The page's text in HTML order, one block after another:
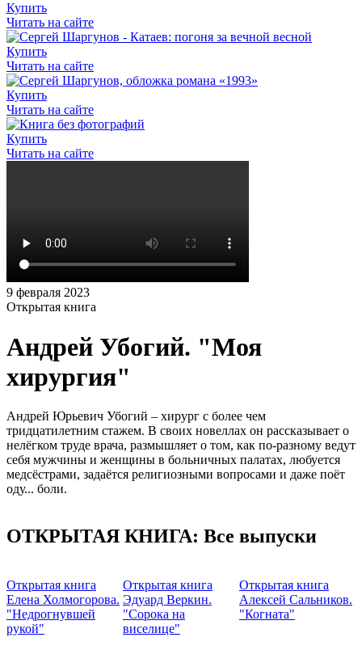
Купить
Читать на сайте
Купить
Читать на сайте
Купить
Читать на сайте
Купить
Читать на сайте
9 февраля 2023
Открытая книга
Андрей Убогий. "Моя
хирургия"
Андрей Юрьевич Убогий – хирург с более чем
тридцатилетним стажем. В своих новеллах он рассказывает о
нелёгком труде врача, размышляет о том, как по-разному ведут
себя мужчины и женщины в больничных палатах, любуется
медсёстрами, задаётся религиозными вопросами и даже поёт
оду... боли.
ОТКРЫТАЯ КНИГА: Все выпуски
Открытая книга
Елена Холмогорова.
"Недрогнувшей
рукой"
Открытая книга
Эдуард Веркин.
"Сорока на
виселице"
Открытая книга
Алексей Сальников.
"Когната"